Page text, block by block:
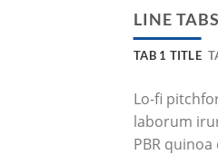
LINE TABS
TAB 1 TITLE
Lo-fi
laborum
PBR